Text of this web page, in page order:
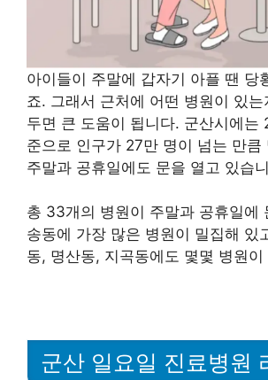
아이들이 주말에 갑자기 아플 땐 당
죠. 그래서 근처에 어떤 병원이 있는
두면 큰 도움이 됩니다. 군산시에는
준으로 인구가 27만 명이 넘는 만큼
주말과 공휴일에도 문을 열고 있습
총 33개의 병원이 주말과 공휴일에
송동에 가장 많은 병원이 밀집해 있
동, 명산동, 지곡동에도 몇몇 병원
군산 일요일 진료병원